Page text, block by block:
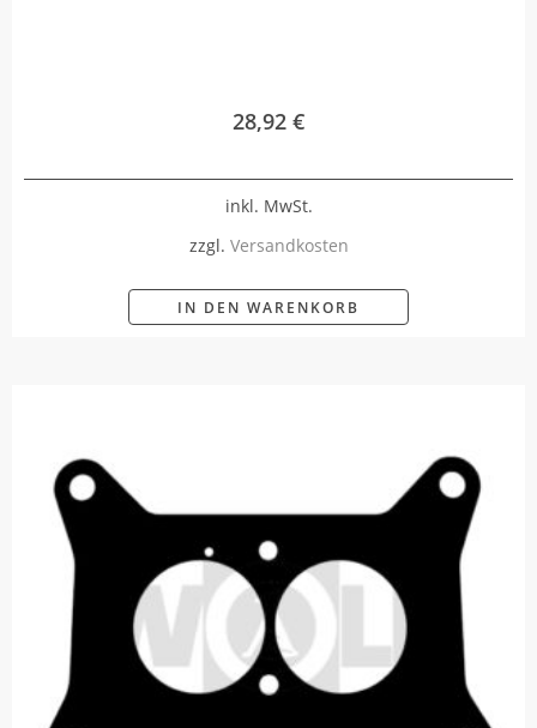
28,92 €
inkl. MwSt.
zzgl. Versandkosten
IN DEN WARENKORB